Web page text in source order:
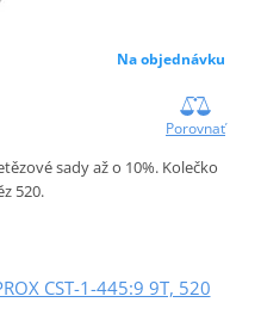
Na objednávku
Porovnať
sady až o 10%. Kolečko
520.
CST-1-445:9 9T, 520